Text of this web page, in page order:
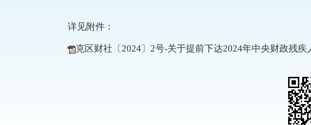
详见附件：
克区财社〔2024〕2号-关于提前下达2024年中央财政残